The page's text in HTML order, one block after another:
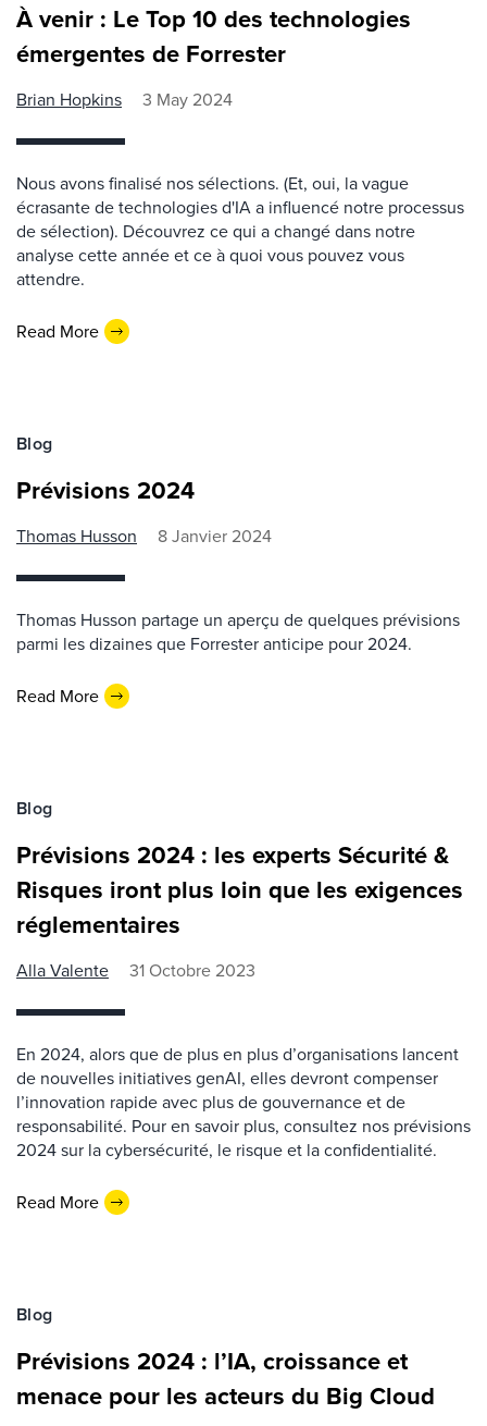
À venir : Le Top 10 des technologies
émergentes de Forrester
Brian Hopkins 3 May 2024
Nous avons finalisé nos sélections. (Et, oui, la vague
écrasante de technologies d'IA a influencé notre processus
de sélection). Découvrez ce qui a changé dans notre
analyse cette année et ce à quoi vous pouvez vous
attendre.
Read More
Blog
Prévisions 2024
Thomas Husson 8 Janvier 2024
Thomas Husson partage un aperçu de quelques prévisions
parmi les dizaines que Forrester anticipe pour 2024.
Read More
Blog
Prévisions 2024 : les experts Sécurité &
Risques iront plus loin que les exigences
réglementaires
Alla Valente 31 Octobre 2023
En 2024, alors que de plus en plus d’organisations lancent
de nouvelles initiatives genAI, elles devront compenser
l’innovation rapide avec plus de gouvernance et de
responsabilité. Pour en savoir plus, consultez nos prévisions
2024 sur la cybersécurité, le risque et la confidentialité.
Read More
Blog
Prévisions 2024 : l’IA, croissance et
menace pour les acteurs du Big Cloud